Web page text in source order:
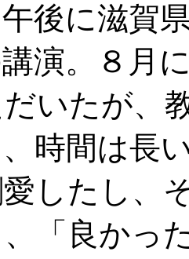
後に滋賀
演。８月
いたが、
時間は長
したし、
「良かっ